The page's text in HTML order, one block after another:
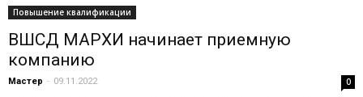
Повышение квалификации
ВШСД МАРХИ начинает приемную
компанию
Мастер - 09.11.2022 0